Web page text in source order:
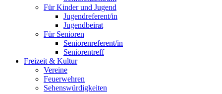
Für Kinder und Jugend
Jugendreferent/in
Jugendbeirat
Für Senioren
Seniorenreferent/in
Seniorentreff
Freizeit & Kultur
Vereine
Feuerwehren
Sehenswürdigkeiten